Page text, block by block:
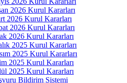
2026 Kurul Kararları
2026 Kurul Kararları
2026 Kurul Kararları
2026 Kurul Kararları
2025 Kurul Kararları
2025 Kurul Kararları
2025 Kurul Kararları
2025 Kurul Kararları
Bildirim Sistemi